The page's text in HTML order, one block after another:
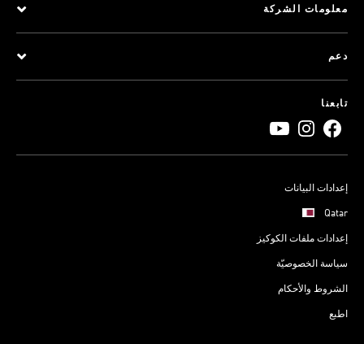
معلومات الشركة
دعم
تابعنا
إعدادات البيانات
Qatar
إعدادات ملفات الكوكيز
سياسة الخصوصيّة
الشروط والأحكام
اطبع